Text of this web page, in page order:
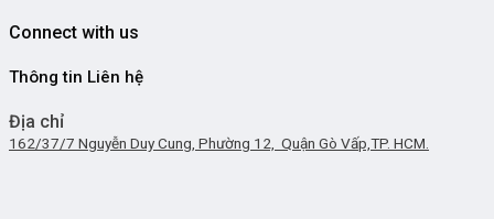
Connect with us
Thông tin Liên hệ
Địa chỉ
162/37/7 Nguyễn Duy Cung, Phường 12, Quận Gò Vấp,TP. HCM.